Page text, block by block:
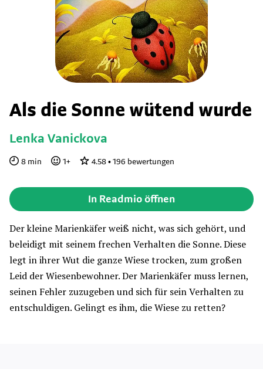
Als die Sonne wütend wurde
Lenka Vanickova
8 min 1+ 4.58 • 196 bewertungen
In Readmio öffnen
Der kleine Marienkäfer weiß nicht, was sich gehört, und
beleidigt mit seinem frechen Verhalten die Sonne. Diese
legt in ihrer Wut die ganze Wiese trocken, zum großen
Leid der Wiesenbewohner. Der Marienkäfer muss lernen,
seinen Fehler zuzugeben und sich für sein Verhalten zu
entschuldigen. Gelingt es ihm, die Wiese zu retten?